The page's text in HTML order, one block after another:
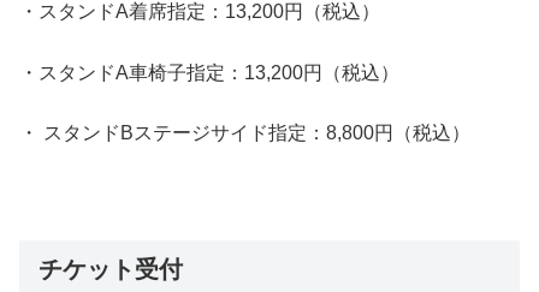
・スタンドA着席指定：13,200円（税込）
・スタンドA車椅子指定：13,200円（税込）
・ スタンドBステージサイド指定：8,800円（税込）
チケット受付